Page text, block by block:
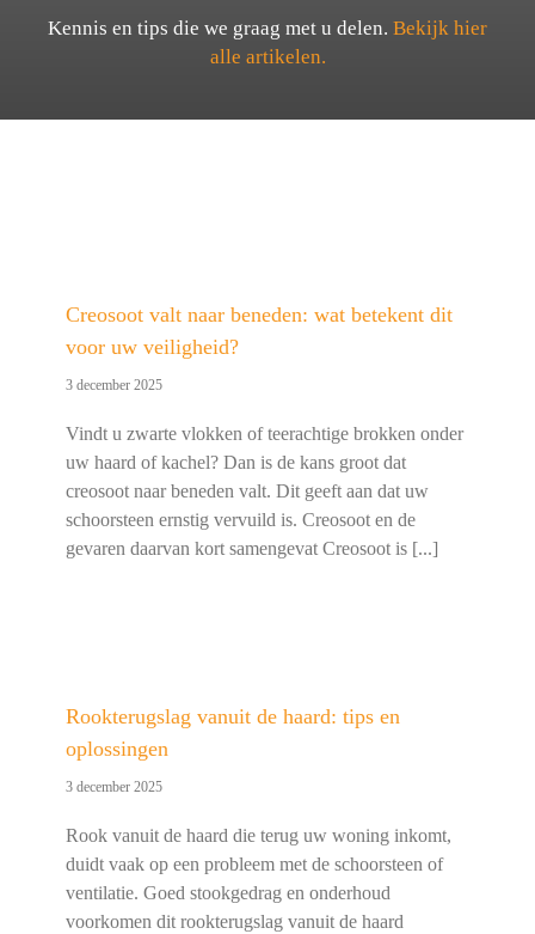
Kennis en tips die we graag met u delen. Bekijk hier
alle artikelen.
Creosoot valt naar beneden: wat betekent dit
voor uw veiligheid?
3 december 2025
Vindt u zwarte vlokken of teerachtige brokken onder
uw haard of kachel? Dan is de kans groot dat
creosoot naar beneden valt. Dit geeft aan dat uw
schoorsteen ernstig vervuild is. Creosoot en de
gevaren daarvan kort samengevat Creosoot is [...]
Rookterugslag vanuit de haard: tips en
oplossingen
3 december 2025
Rook vanuit de haard die terug uw woning inkomt,
duidt vaak op een probleem met de schoorsteen of
ventilatie. Goed stookgedrag en onderhoud
voorkomen dit rookterugslag vanuit de haard